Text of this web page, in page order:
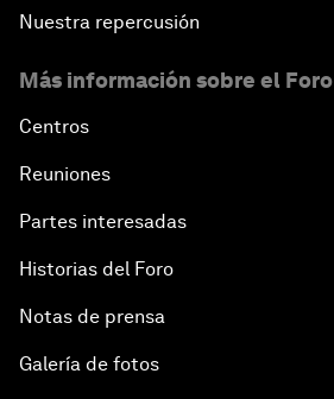
Nuestra repercusión
Más información sobre el Foro
Centros
Reuniones
Partes interesadas
Historias del Foro
Notas de prensa
Galería de fotos